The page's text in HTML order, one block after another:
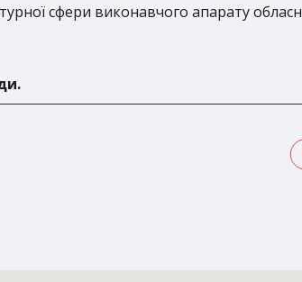
сфери виконавчого апарату